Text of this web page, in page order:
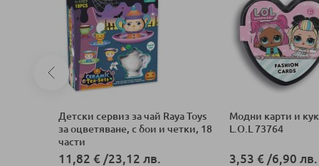
Детски сервиз за чай Raya Toys
за оцветяване, с бои и четки, 18
части
11,82 € /23,12 лв.
Модни карти и
L.O.L 73764
3,53 € /6,90 лв.